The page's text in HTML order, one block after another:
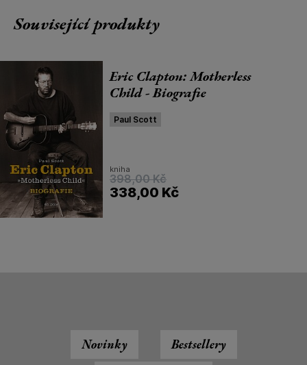
Související produkty
Eric Clapton: Motherless
Child - Biografie
Paul Scott
kniha
398,00 Kč
338,00 Kč
Novinky
Bestsellery